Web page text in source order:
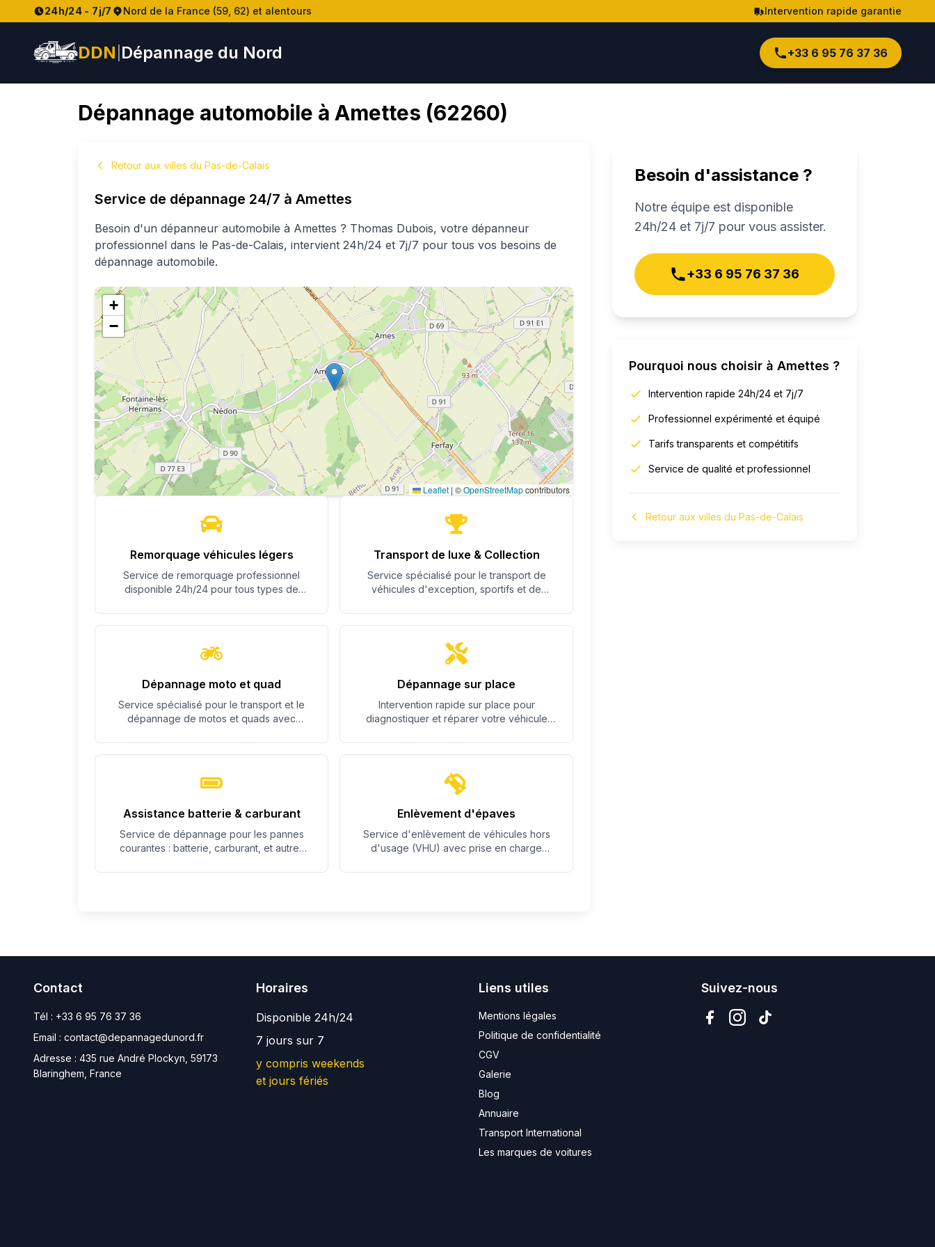
24h/24 - 7j/7 Nord de la France (59, 62) et alentours Intervention rapide garantie
DDN Dépannage du Nord +33 6 95 76 37 36
Dépannage automobile à Amettes (62260)
Retour aux villes du Pas-de-Calais
Service de dépannage 24/7 à Amettes
Besoin d'un dépanneur automobile à Amettes ? Thomas Dubois, votre dépanneur
professionnel dans le Pas-de-Calais, intervient 24h/24 et 7j/7 pour tous vos besoins de
dépannage automobile.
+
−
Leaflet | ©OpenStreetMapcontributors
Remorquage véhicules légers
Service de remorquage professionnel
disponible 24h/24 pour tous types de
Transport de luxe & Collection
Service spécialisé pour le transport de
véhicules d'exception, sportifs et de
Dépannage moto et quad
Service spécialisé pour le transport et le
dépannage de motos et quads avec
Dépannage sur place
Intervention rapide sur place pour
diagnostiquer et réparer votre véhicule
Assistance batterie & carburant
Service de dépannage pour les pannes
courantes : batterie, carburant, et autres
Enlèvement d'épaves
Service d'enlèvement de véhicules hors
d'usage (VHU) avec prise en charge
Besoin d'assistance ?
Notre équipe est disponible
24h/24 et 7j/7 pour vous assister.
+33 6 95 76 37 36
Pourquoi nous choisir à Amettes ?
Intervention rapide 24h/24 et 7j/7
Professionnel expérimenté et équipé
Tarifs transparents et compétitifs
Service de qualité et professionnel
Retour aux villes du Pas-de-Calais
Contact
Tél : +33 6 95 76 37 36
Email : contact@depannagedunord.fr
Adresse : 435 rue André Plockyn, 59173
Blaringhem, France
Horaires
Disponible 24h/24
7 jours sur 7
y compris weekends
et jours fériés
Liens utiles
Mentions légales
Politique de confidentialité
CGV
Galerie
Blog
Annuaire
Transport International
Les marques de voitures
Suivez-nous